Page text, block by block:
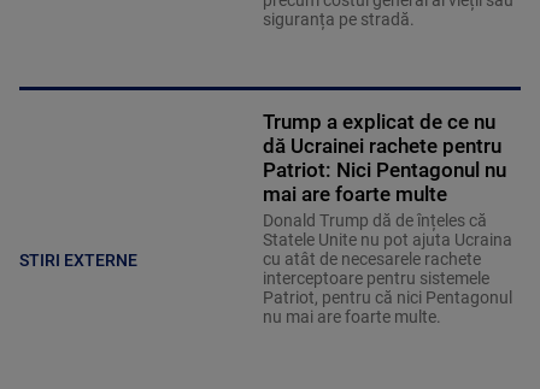
siguranța pe stradă.
STIRI EXTERNE
Trump a explicat de ce nu
dă Ucrainei rachete pentru
Patriot: Nici Pentagonul nu
mai are foarte multe
Donald Trump dă de înțeles că
Statele Unite nu pot ajuta Ucraina
cu atât de necesarele rachete
interceptoare pentru sistemele
Patriot, pentru că nici Pentagonul
nu mai are foarte multe.